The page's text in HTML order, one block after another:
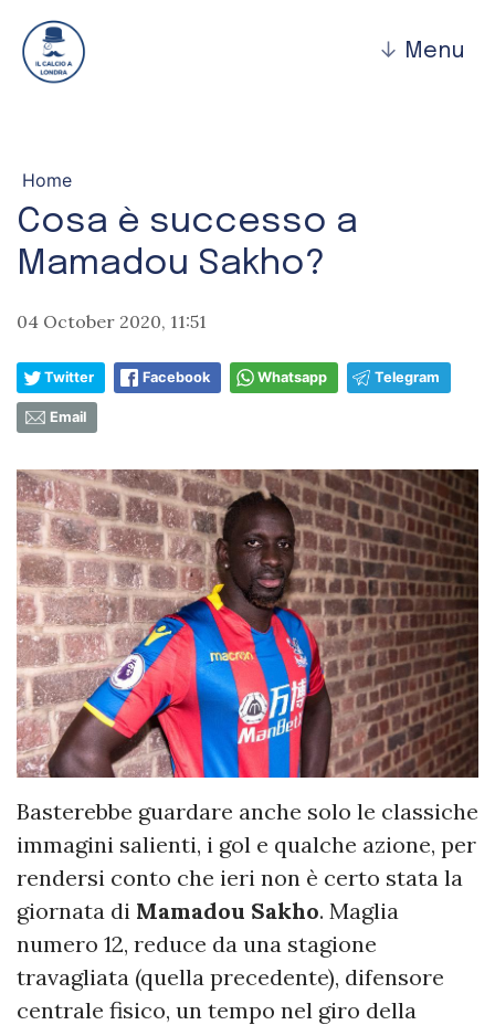
↓ Menu
Home
Cosa è successo a
Mamadou Sakho?
04 October 2020, 11:51
Twitter Facebook Whatsapp Telegram
Email
Basterebbe guardare anche solo le classiche
immagini salienti, i gol e qualche azione, per
rendersi conto che ieri non è certo stata la
giornata di Mamadou Sakho. Maglia
numero 12, reduce da una stagione
travagliata (quella precedente), difensore
centrale fisico, un tempo nel giro della